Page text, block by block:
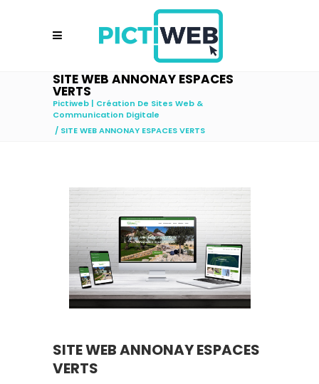
SITE WEB ANNONAY ESPACES
VERTS
Pictiweb | Création De Sites Web &
Communication Digitale
/ SITE WEB ANNONAY ESPACES VERTS
SITE WEB ANNONAY ESPACES
VERTS